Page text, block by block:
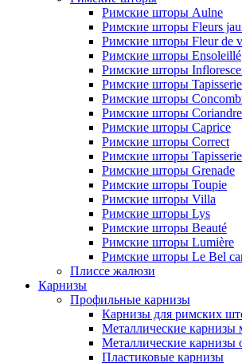
Римские шторы Aulne
Римские шторы Fleurs
Римские шторы Fleur de
Римские шторы Ensoleillé
Римские шторы
Римские шторы Tapisserie
Римские шторы
Римские шторы Coriandre
Римские шторы Caprice
Римские шторы Correct
Римские шторы
Римские шторы Grenade
Римские шторы Toupie
Римские шторы Villa
Римские шторы Lys
Римские шторы Beauté
Римские шторы Lumière
Римские шторы Le Bel
Плиссе жалюзи
Карнизы
Профильные карнизы
Карнизы для римских
Металлические карнизы
Металлические карнизы
Пластиковые карнизы